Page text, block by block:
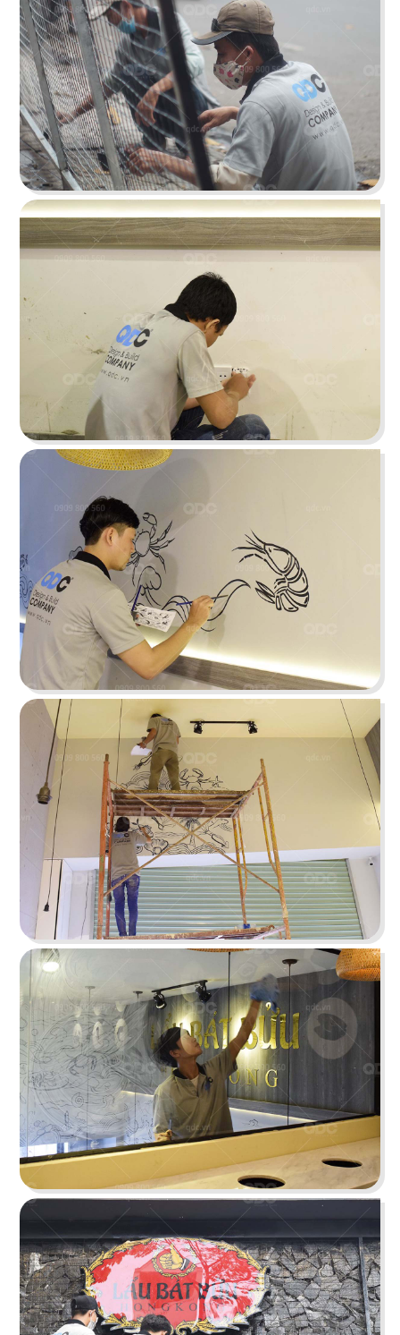
Thiết kế mang phong cách của một mùa hè xinh
đẹp và rực rỡ với các chi tiết tone màu vàng
sáng tươi tắn cùng các hình ảnh sống động
Chi tiết
THAI ICON
Thiết kế theo hình thức Foodcourt với một không
gian mang đậm dấu ấn xứ sở chùa Vàng
STELLA COFFEE
Gam màu xám nguyên bản cùng kỹ thuật sơn
hiệu ứng rỉ sét tạo nên sự mới mẻ
Chi tiết
O TEM
Phong cách Indochine kết hợp kiến trúc cung
đình mang đến vẻ đẹp trầm mặc
Chi tiết